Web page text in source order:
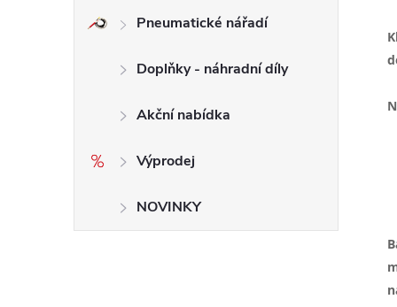
Pneumatické nářadí
Doplňky - náhradní díly
Akční nabídka
Výprodej
NOVINKY